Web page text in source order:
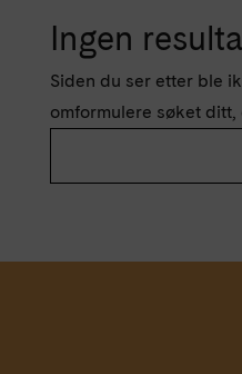
Ingen
Siden du ser etter ble
omformulere søket